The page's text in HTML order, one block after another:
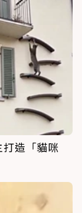
造「貓咪